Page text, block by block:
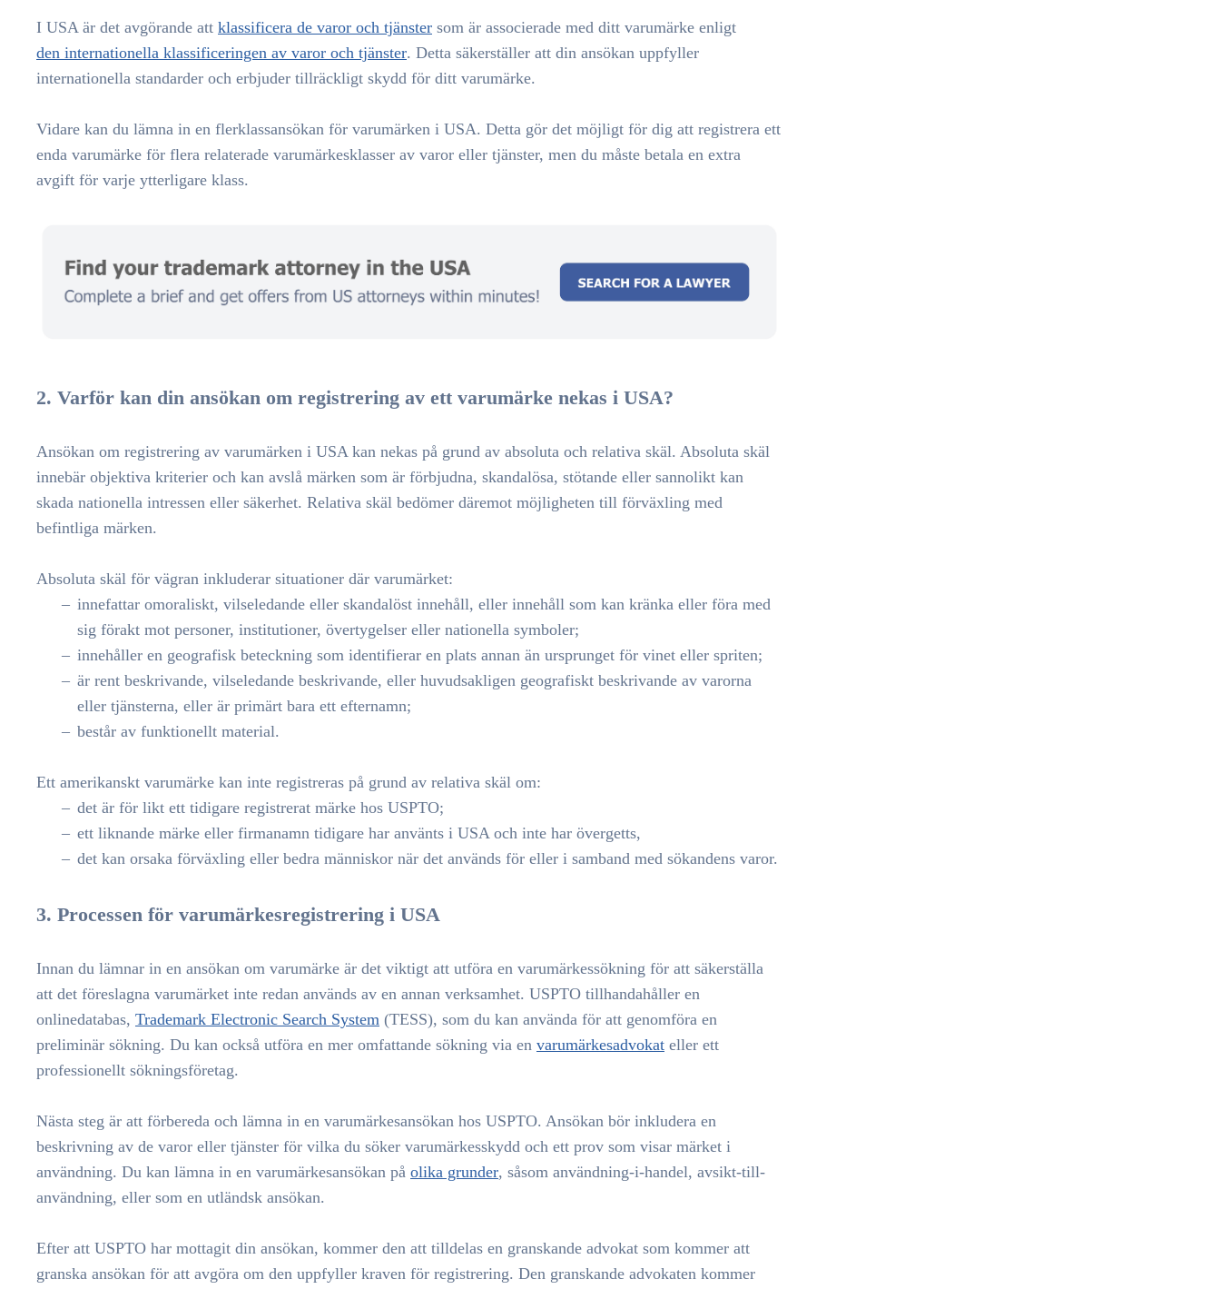
I USA är det avgörande att klassificera de varor och tjänster som är associerade med ditt varumärke enligt
den internationella klassificeringen av varor och tjänster. Detta säkerställer att din ansökan uppfyller
internationella standarder och erbjuder tillräckligt skydd för ditt varumärke.
Vidare kan du lämna in en flerklassansökan för varumärken i USA. Detta gör det möjligt för dig att registrera ett
enda varumärke för flera relaterade varumärkesklasser av varor eller tjänster, men du måste betala en extra
avgift för varje ytterligare klass.
2. Varför kan din ansökan om registrering av ett varumärke nekas i USA?
Ansökan om registrering av varumärken i USA kan nekas på grund av absoluta och relativa skäl. Absoluta skäl
innebär objektiva kriterier och kan avslå märken som är förbjudna, skandalösa, stötande eller sannolikt kan
skada nationella intressen eller säkerhet. Relativa skäl bedömer däremot möjligheten till förväxling med
befintliga märken.
Absoluta skäl för vägran inkluderar situationer där varumärket:
innefattar omoraliskt, vilseledande eller skandalöst innehåll, eller innehåll som kan kränka eller föra med
sig förakt mot personer, institutioner, övertygelser eller nationella symboler;
innehåller en geografisk beteckning som identifierar en plats annan än ursprunget för vinet eller spriten;
är rent beskrivande, vilseledande beskrivande, eller huvudsakligen geografiskt beskrivande av varorna
eller tjänsterna, eller är primärt bara ett efternamn;
består av funktionellt material.
Ett amerikanskt varumärke kan inte registreras på grund av relativa skäl om:
det är för likt ett tidigare registrerat märke hos USPTO;
ett liknande märke eller firmanamn tidigare har använts i USA och inte har övergetts,
det kan orsaka förväxling eller bedra människor när det används för eller i samband med sökandens varor.
3. Processen för varumärkesregistrering i USA
Innan du lämnar in en ansökan om varumärke är det viktigt att utföra en varumärkessökning för att säkerställa
att det föreslagna varumärket inte redan används av en annan verksamhet. USPTO tillhandahåller en
onlinedatabas, Trademark Electronic Search System (TESS), som du kan använda för att genomföra en
preliminär sökning. Du kan också utföra en mer omfattande sökning via en varumärkesadvokat eller ett
professionellt sökningsföretag.
Nästa steg är att förbereda och lämna in en varumärkesansökan hos USPTO. Ansökan bör inkludera en
beskrivning av de varor eller tjänster för vilka du söker varumärkesskydd och ett prov som visar märket i
användning. Du kan lämna in en varumärkesansökan på olika grunder, såsom användning-i-handel, avsikt-till-
användning, eller som en utländsk ansökan.
Efter att USPTO har mottagit din ansökan, kommer den att tilldelas en granskande advokat som kommer att
granska ansökan för att avgöra om den uppfyller kraven för registrering. Den granskande advokaten kommer